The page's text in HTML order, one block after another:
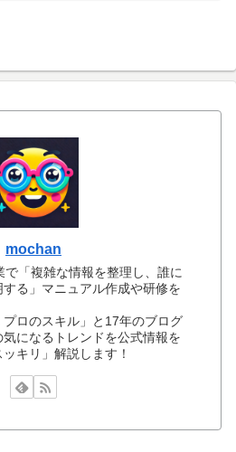
mochan
「複雑な情報を整理し、誰に
る」マニュアル作成や研修を
ロのスキル」と17年のブログ
になるトレンドを公式情報を
キリ」解説します！